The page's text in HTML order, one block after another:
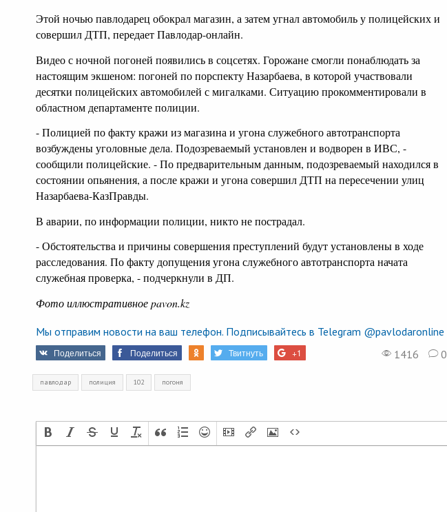
Этой ночью павлодарец обокрал магазин, а затем угнал автомобиль у полицейских и
совершил ДТП, передает Павлодар-онлайн.
Видео с ночной погоней появились в соцсетях. Горожане смогли понаблюдать за
настоящим экшеном: погоней по порспекту Назарбаева, в которой участвовали
десятки полицейских автомобилей с мигалками. Ситуацию прокомментировали в
областном департаменте полиции.
- Полицией по факту кражи из магазина и угона служебного автотранспорта
возбуждены уголовные дела. Подозреваемый установлен и водворен в ИВС, -
сообщили полицейские. - По предварительным данным, подозреваемый находился в
состоянии опьянения, а после кражи и угона совершил ДТП на пересечении улиц
Назарбаева-КазПравды.
В аварии, по информации полиции, никто не пострадал.
- Обстоятельства и причины совершения преступлений будут установлены в ходе
расследования. По факту допущения угона служебного автотранспорта начата
служебная проверка, - подчеркнули в ДП.
Фото иллюстративное pavon.kz
Мы отправим новости на ваш телефон. Подписывайтесь в Telegram @pavlodaronline
Поделиться Поделиться Твитнуть +1 1416 0
павлодар полиция 102 погоня